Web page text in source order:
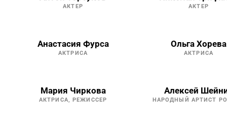
АКТЕР АКТЕР
Анастасия Фурса
АКТРИСА
Ольга Хорева
АКТРИСА
Мария Чиркова
АКТРИСА, РЕЖИССЕР
Алексей
НАРОДНЫЙ АРТИСТ